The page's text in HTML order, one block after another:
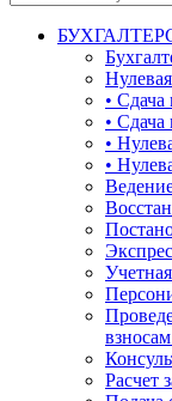
•
•
•
•
Расчет